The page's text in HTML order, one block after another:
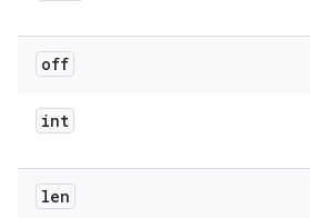
off
int
len